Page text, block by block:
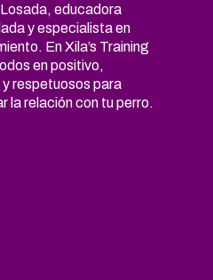
educadora
y especialista en
En Xila’s Training
en positivo,
respetuosos para
la relación con tu perro.